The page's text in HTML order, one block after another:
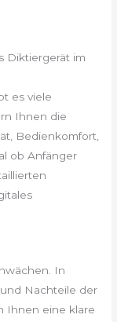
Diktiergerät im
es viele
Ihnen die
Bedienkomfort,
ob Anfänger
In
Nachteile der
Ihnen eine klare